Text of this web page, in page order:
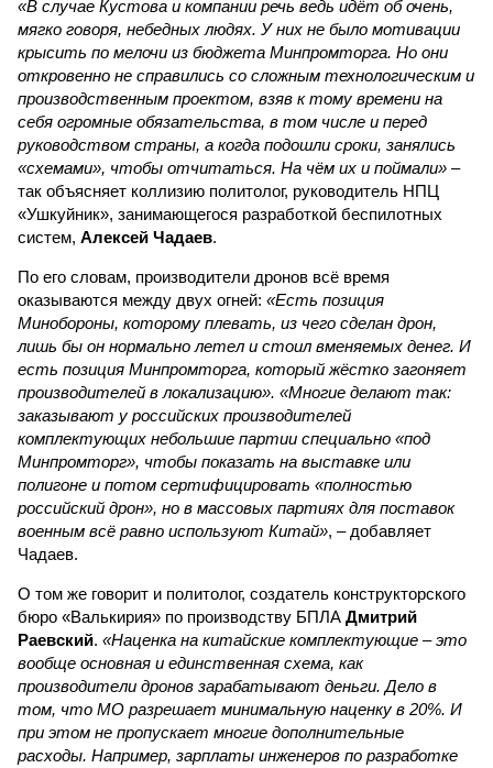
«В случае Кустова и компании речь ведь идёт об очень,
мягко говоря, небедных людях. У них не было мотивации
крысить по мелочи из бюджета Минпромторга. Но они
откровенно не справились со сложным технологическим и
производственным проектом, взяв к тому времени на
себя огромные обязательства, в том числе и перед
руководством страны, а когда подошли сроки, занялись
«схемами», чтобы отчитаться. На чём их и поймали» –
так объясняет коллизию политолог, руководитель НПЦ
«Ушкуйник», занимающегося разработкой беспилотных
систем, Алексей Чадаев.
По его словам, производители дронов всё время
оказываются между двух огней: «Есть позиция
Минобороны, которому плевать, из чего сделан дрон,
лишь бы он нормально летел и стоил вменяемых денег. И
есть позиция Минпромторга, который жёстко загоняет
производителей в локализацию». «Многие делают так:
заказывают у российских производителей
комплектующих небольшие партии специально «под
Минпромторг», чтобы показать на выставке или
полигоне и потом сертифицировать «полностью
российский дрон», но в массовых партиях для поставок
военным всё равно используют Китай», – добавляет
Чадаев.
О том же говорит и политолог, создатель конструкторского
бюро «Валькирия» по производству БПЛА Дмитрий
Раевский. «Наценка на китайские комплектующие – это
вообще основная и единственная схема, как
производители дронов зарабатывают деньги. Дело в
том, что МО разрешает минимальную наценку в 20%. И
при этом не пропускает многие дополнительные
расходы. Например, зарплаты инженеров по разработке